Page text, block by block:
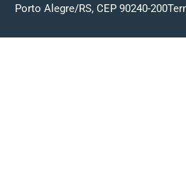
Porto Alegre/RS, CEP 90240-200